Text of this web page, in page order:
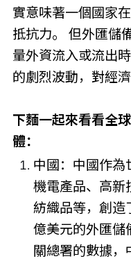
實意味著一個國家
抵抗力。 但外匯儲
量外資流入或流出
的劇烈波動，對經
下麵一起來看看全
體：
中國：中國作為
機電產品、高新
紡織品等，創造
億美元的外匯儲
關總署的數據